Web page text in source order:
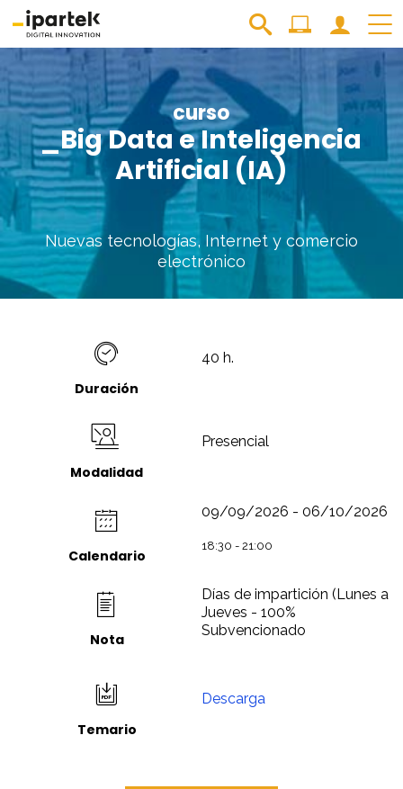
curso
_Big Data e Inteligencia
Artificial (IA)
Nuevas tecnologías, Internet y comercio
electrónico
Duración
40 h.
Modalidad
Presencial
Calendario
09/09/2026 - 06/10/2026
18:30 - 21:00
Nota
Días de impartición (Lunes a
Jueves - 100%
Subvencionado
Temario
Descarga